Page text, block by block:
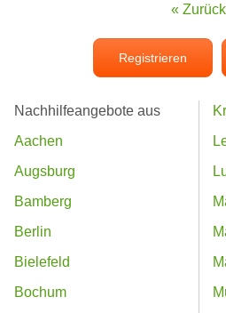
« Zurück
Registrieren
Nachhilfeangebote aus
Aachen
Augsburg
Bamberg
Berlin
Bielefeld
Bochum